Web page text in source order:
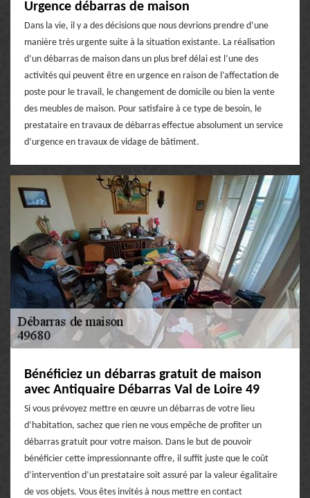
Urgence débarras de maison
Dans la vie, il y a des décisions que nous devrions prendre d’une
manière très urgente suite à la situation existante. La réalisation
d’un débarras de maison dans un plus bref délai est l’une des
activités qui peuvent être en urgence en raison de l’affectation de
poste pour le travail, le changement de domicile ou bien la vente
des meubles de maison. Pour satisfaire à ce type de besoin, le
prestataire en travaux de débarras effectue absolument un service
d’urgence en travaux de vidage de bâtiment.
Bénéficiez un débarras gratuit de maison
avec Antiquaire Débarras Val de Loire 49
Si vous prévoyez mettre en œuvre un débarras de votre lieu
d’habitation, sachez que rien ne vous empêche de profiter un
débarras gratuit pour votre maison. Dans le but de pouvoir
bénéficier cette impressionnante offre, il suffit juste que le coût
d’intervention d’un prestataire soit assuré par la valeur égalitaire
de vos objets. Vous êtes invités à nous mettre en contact